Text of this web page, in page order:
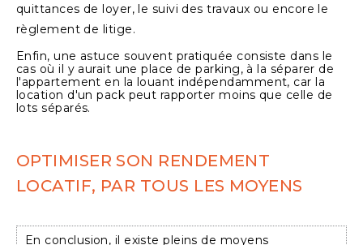
quittances de loyer, le suivi des travaux ou encore le
règlement de litige.
Enfin, une astuce souvent pratiquée consiste dans le
cas où il y aurait une place de parking, à la séparer de
l'appartement en la louant indépendamment, car la
location d'un pack peut rapporter moins que celle de
lots séparés.
OPTIMISER SON RENDEMENT
LOCATIF, PAR TOUS LES MOYENS
En conclusion, il existe pleins de moyens